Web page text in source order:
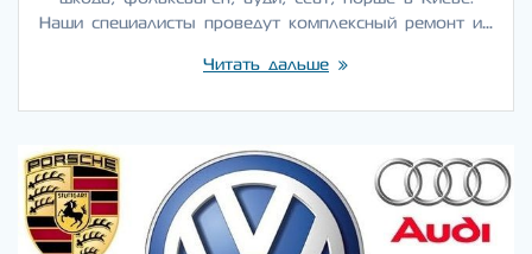
Наши специалисты проведут комплексный ремонт и…
Читать дальше